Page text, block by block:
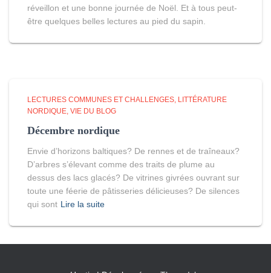
réveillon et une bonne journée de Noël. Et à tous peut-
être quelques belles lectures au pied du sapin.
LECTURES COMMUNES ET CHALLENGES LITTÉRATURE
NORDIQUE VIE DU BLOG
Décembre nordique
Envie d’horizons baltiques? De rennes et de traîneaux?
D’arbres s’élevant comme des traits de plume au
dessus des lacs glacés? De vitrines givrées ouvrant sur
toute une féerie de pâtisseries délicieuses? De silences
qui sont Lire la suite